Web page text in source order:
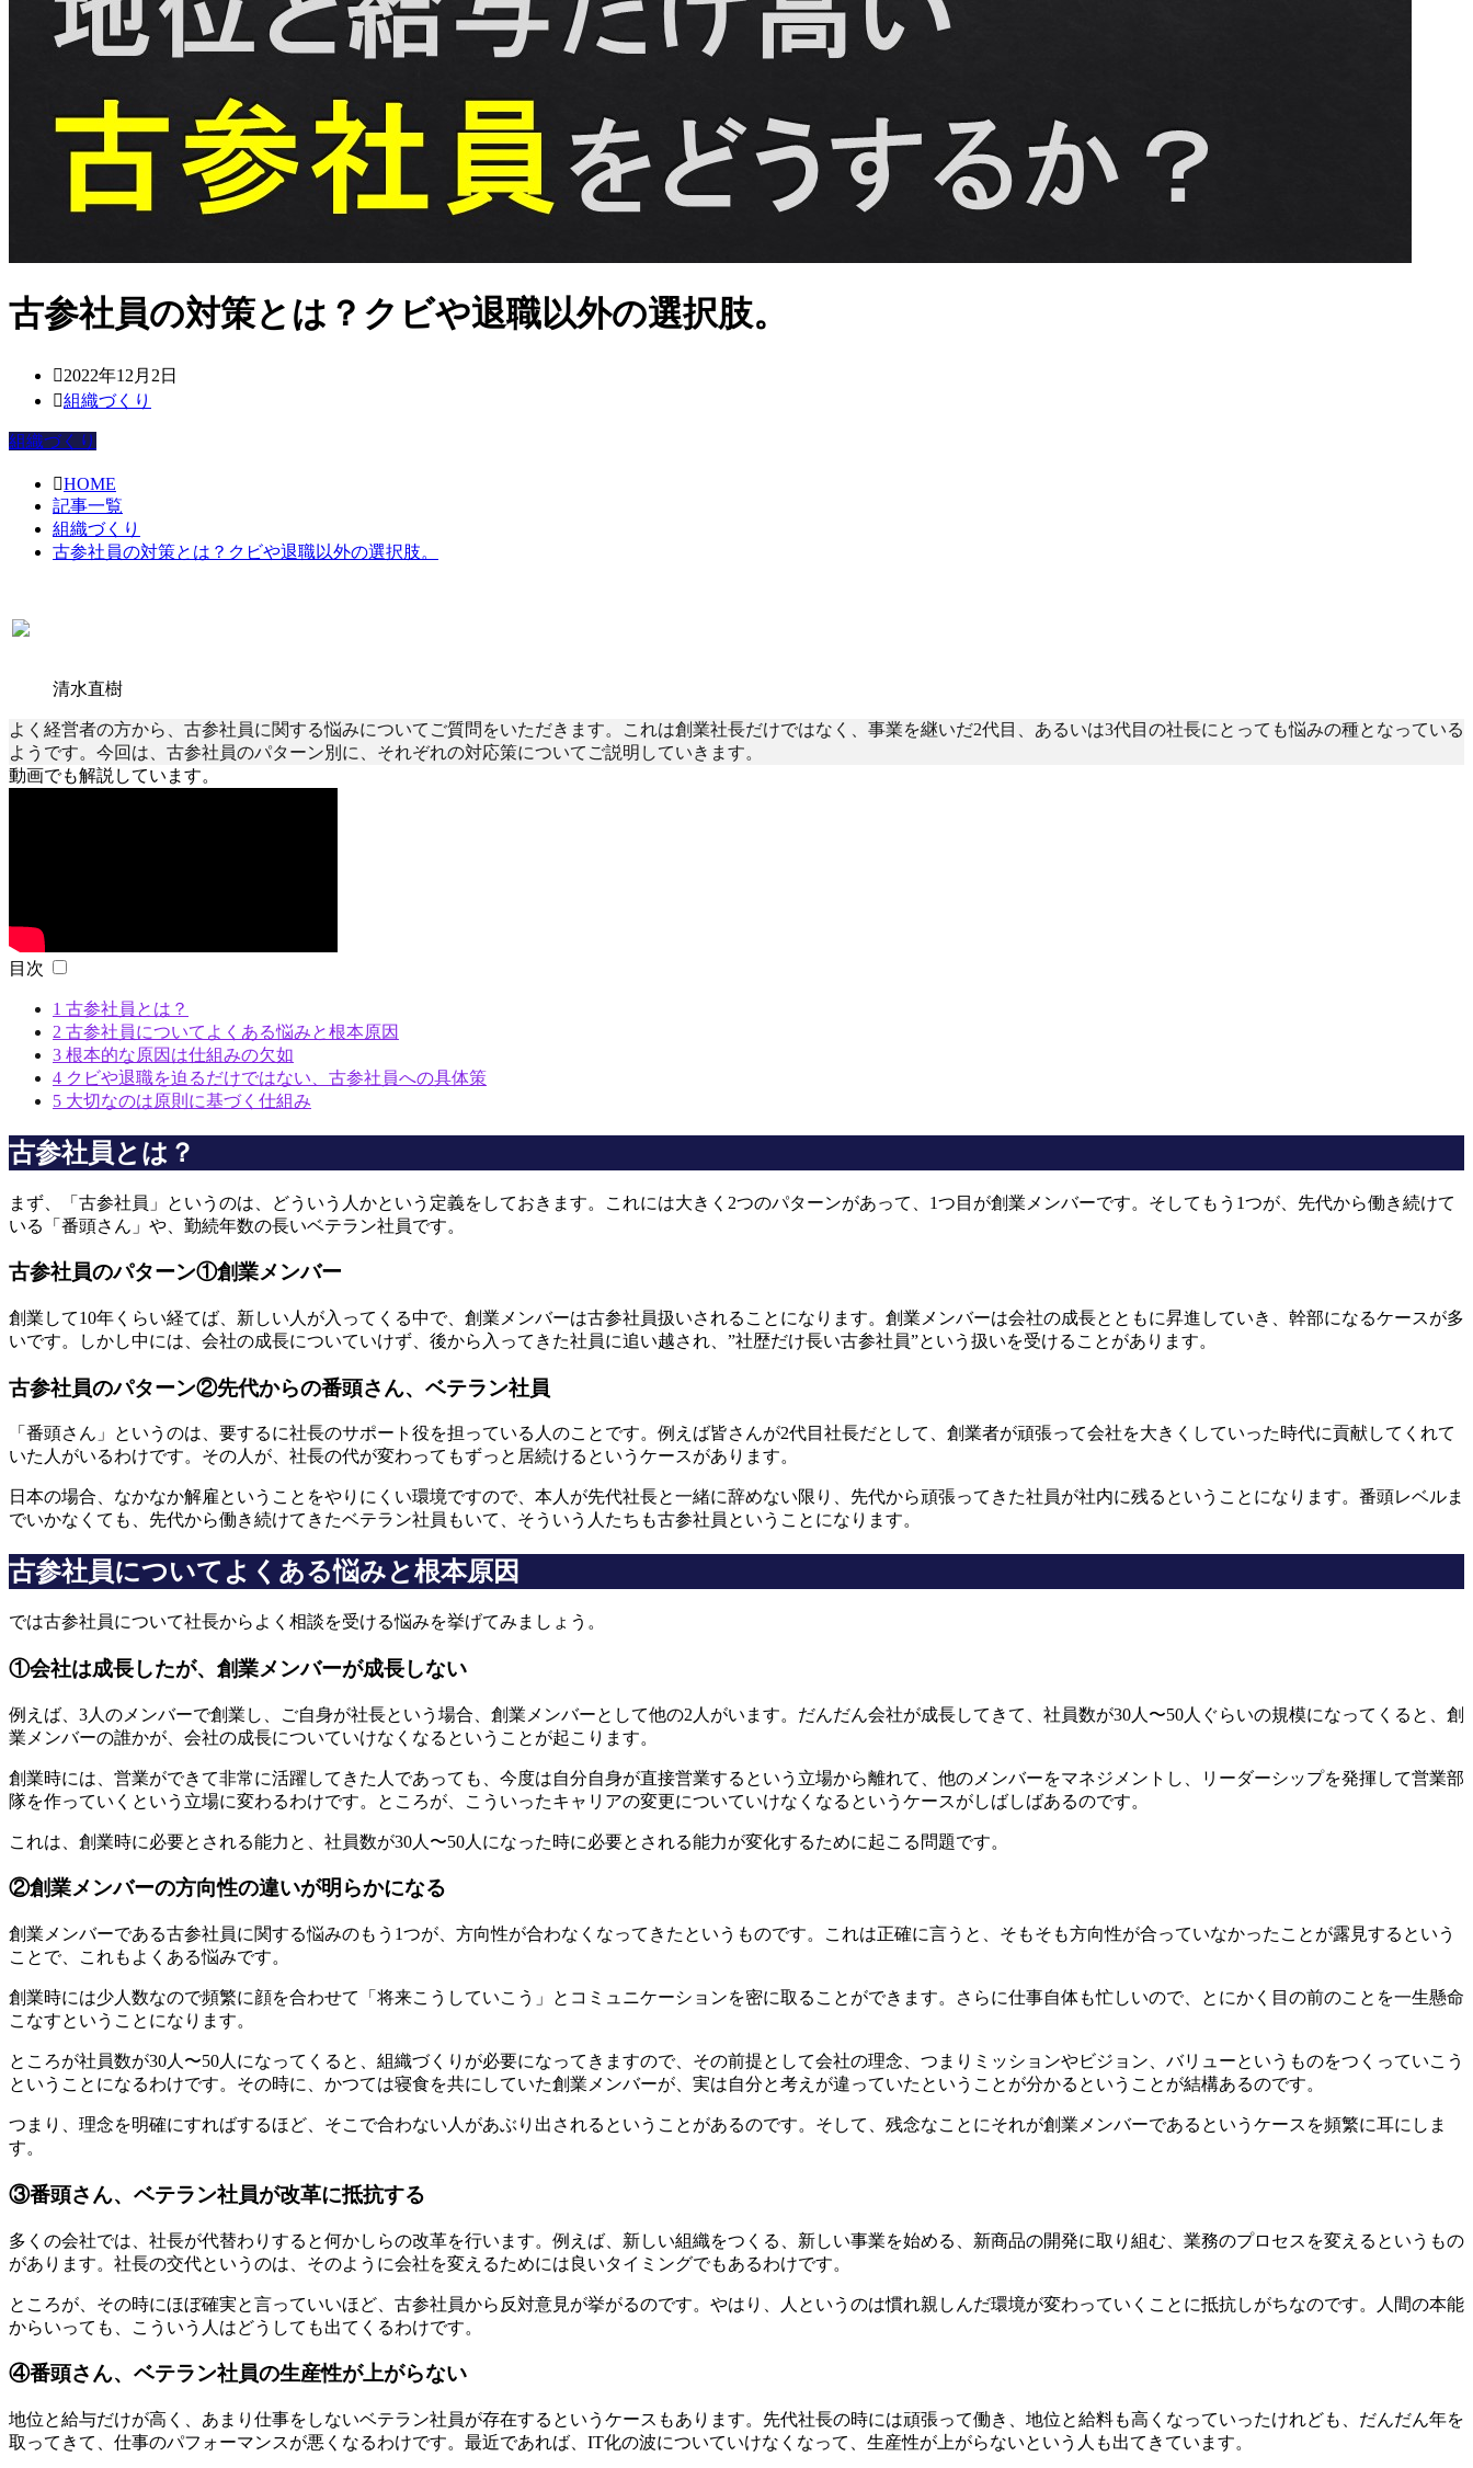
古参社員の対策とは？クビや退職以外の選択肢。
2022年12月2日
組織づくり
組織づくり
HOME
記事一覧
組織づくり
古参社員の対策とは？クビや退職以外の選択肢。
清水直樹
よく経営者の方から、古参社員に関する悩みについてご質問をいただきます。これは創業社長だけではなく、事業を継いだ2代目、あるいは3代目の社長にとっても悩みの種となっている
ようです。今回は、古参社員のパターン別に、それぞれの対応策についてご説明していきます。
動画でも解説しています。
目次
1 古参社員とは？
2 古参社員についてよくある悩みと根本原因
3 根本的な原因は仕組みの欠如
4 クビや退職を迫るだけではない、古参社員への具体策
5 大切なのは原則に基づく仕組み
古参社員とは？
まず、「古参社員」というのは、どういう人かという定義をしておきます。これには大きく2つのパターンがあって、1つ目が創業メンバーです。そしてもう1つが、先代から働き続けて
いる「番頭さん」や、勤続年数の長いベテラン社員です。
古参社員のパターン①創業メンバー
創業して10年くらい経てば、新しい人が入ってくる中で、創業メンバーは古参社員扱いされることになります。創業メンバーは会社の成長とともに昇進していき、幹部になるケースが多
いです。しかし中には、会社の成長についていけず、後から入ってきた社員に追い越され、”社歴だけ長い古参社員”という扱いを受けることがあります。
古参社員のパターン②先代からの番頭さん、ベテラン社員
「番頭さん」というのは、要するに社長のサポート役を担っている人のことです。例えば皆さんが2代目社長だとして、創業者が頑張って会社を大きくしていった時代に貢献してくれて
いた人がいるわけです。その人が、社長の代が変わってもずっと居続けるというケースがあります。
日本の場合、なかなか解雇ということをやりにくい環境ですので、本人が先代社長と一緒に辞めない限り、先代から頑張ってきた社員が社内に残るということになります。番頭レベルま
でいかなくても、先代から働き続けてきたベテラン社員もいて、そういう人たちも古参社員ということになります。
古参社員についてよくある悩みと根本原因
では古参社員について社長からよく相談を受ける悩みを挙げてみましょう。
①会社は成長したが、創業メンバーが成長しない
例えば、3人のメンバーで創業し、ご自身が社長という場合、創業メンバーとして他の2人がいます。だんだん会社が成長してきて、社員数が30人〜50人ぐらいの規模になってくると、創
業メンバーの誰かが、会社の成長についていけなくなるということが起こります。
創業時には、営業ができて非常に活躍してきた人であっても、今度は自分自身が直接営業するという立場から離れて、他のメンバーをマネジメントし、リーダーシップを発揮して営業部
隊を作っていくという立場に変わるわけです。ところが、こういったキャリアの変更についていけなくなるというケースがしばしばあるのです。
これは、創業時に必要とされる能力と、社員数が30人〜50人になった時に必要とされる能力が変化するために起こる問題です。
②創業メンバーの方向性の違いが明らかになる
創業メンバーである古参社員に関する悩みのもう1つが、方向性が合わなくなってきたというものです。これは正確に言うと、そもそも方向性が合っていなかったことが露見するという
ことで、これもよくある悩みです。
創業時には少人数なので頻繁に顔を合わせて「将来こうしていこう」とコミュニケーションを密に取ることができます。さらに仕事自体も忙しいので、とにかく目の前のことを一生懸命
こなすということになります。
ところが社員数が30人〜50人になってくると、組織づくりが必要になってきますので、その前提として会社の理念、つまりミッションやビジョン、バリューというものをつくっていこう
ということになるわけです。その時に、かつては寝食を共にしていた創業メンバーが、実は自分と考えが違っていたということが分かるということが結構あるのです。
つまり、理念を明確にすればするほど、そこで合わない人があぶり出されるということがあるのです。そして、残念なことにそれが創業メンバーであるというケースを頻繁に耳にしま
す。
③番頭さん、ベテラン社員が改革に抵抗する
多くの会社では、社長が代替わりすると何かしらの改革を行います。例えば、新しい組織をつくる、新しい事業を始める、新商品の開発に取り組む、業務のプロセスを変えるというもの
があります。社長の交代というのは、そのように会社を変えるためには良いタイミングでもあるわけです。
ところが、その時にほぼ確実と言っていいほど、古参社員から反対意見が挙がるのです。やはり、人というのは慣れ親しんだ環境が変わっていくことに抵抗しがちなのです。人間の本能
からいっても、こういう人はどうしても出てくるわけです。
④番頭さん、ベテラン社員の生産性が上がらない
地位と給与だけが高く、あまり仕事をしないベテラン社員が存在するというケースもあります。先代社長の時には頑張って働き、地位と給料も高くなっていったけれども、だんだん年を
取ってきて、仕事のパフォーマンスが悪くなるわけです。最近であれば、IT化の波についていけなくなって、生産性が上がらないという人も出てきています。